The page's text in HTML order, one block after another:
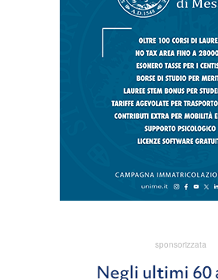
sponsorizzata